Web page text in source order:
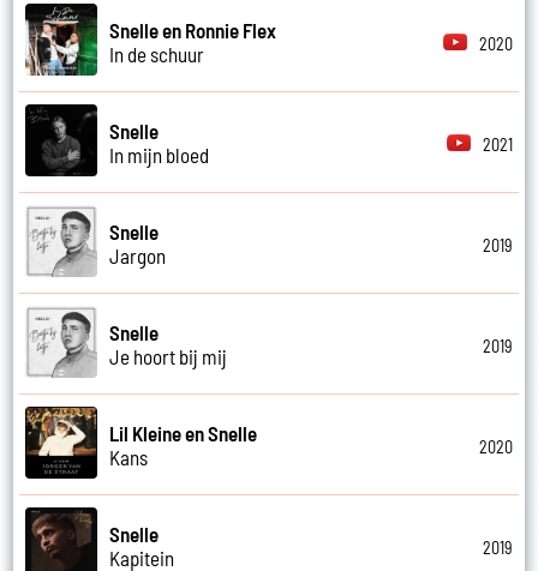
Snelle en Ronnie Flex
In de schuur
2020
Snelle
In mijn bloed
2021
Snelle
Jargon
2019
Snelle
Je hoort bij mij
2019
Lil Kleine en Snelle
Kans
2020
Snelle
Kapitein
2019